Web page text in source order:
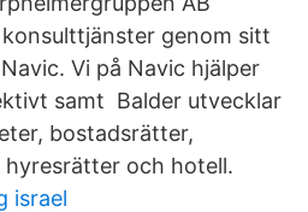
genom sitt
Vi på Navic hjälper
samt Balder utvecklar
bostadsrätter,
hyresrätter och hotell.
israel